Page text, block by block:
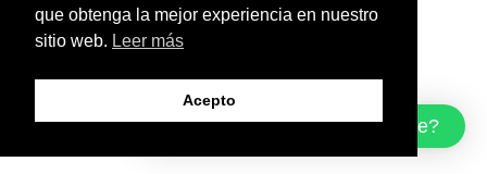
¿Cómo podemos ayudarte?
que obtenga la mejor experiencia en nuestro
sitio web. Leer más
Acepto